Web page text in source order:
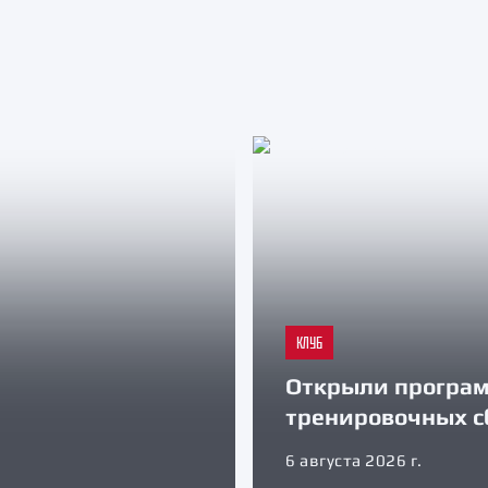
КЛУБ
Открыли
тренировочных
6 августа 2026 г.